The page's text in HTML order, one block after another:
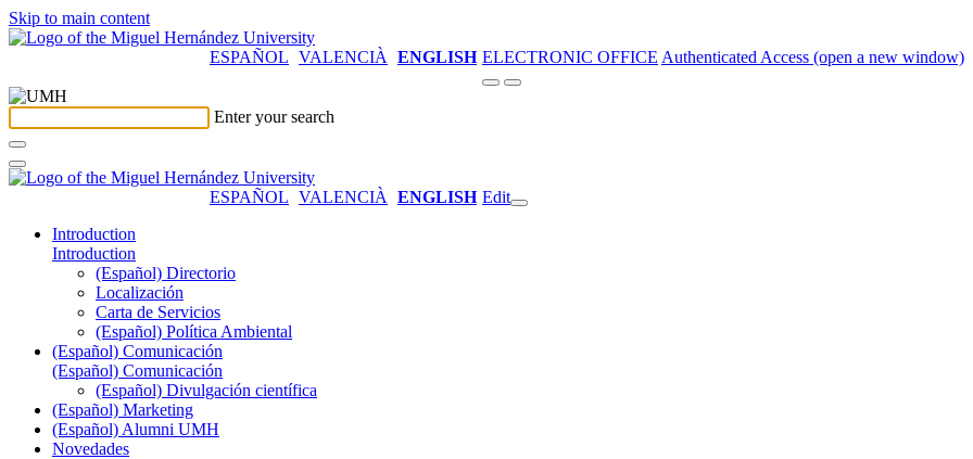
Skip to main content
ESPAÑOL VALENCIÀ ENGLISH ELECTRONIC OFFICE Authenticated Access (open a new window)
Enter your search
ESPAÑOL VALENCIÀ ENGLISH Edit
Introduction
Introduction
(Español) Directorio
Localización
Carta de Servicios
(Español) Política Ambiental
(Español) Comunicación
(Español) Comunicación
(Español) Divulgación científica
(Español) Marketing
(Español) Alumni UMH
Novedades